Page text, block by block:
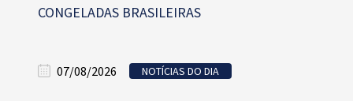
CONGELADAS BRASILEIRAS
07/08/2026 NOTÍCIAS DO DIA